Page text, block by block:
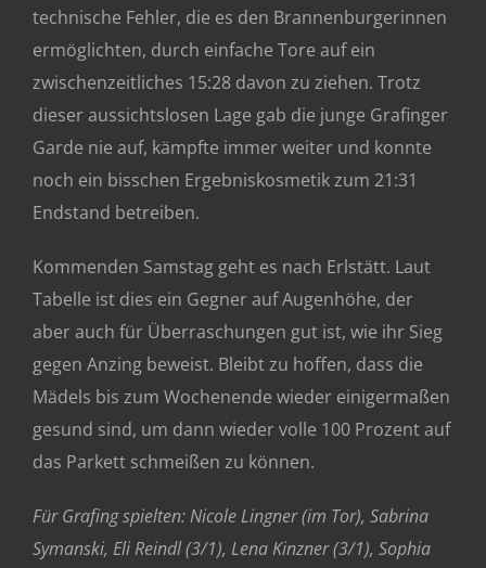
technische Fehler, die es den Brannenburgerinnen
ermöglichten, durch einfache Tore auf ein
zwischenzeitliches 15:28 davon zu ziehen. Trotz
dieser aussichtslosen Lage gab die junge Grafinger
Garde nie auf, kämpfte immer weiter und konnte
noch ein bisschen Ergebniskosmetik zum 21:31
Endstand betreiben.
Kommenden Samstag geht es nach Erlstätt. Laut
Tabelle ist dies ein Gegner auf Augenhöhe, der
aber auch für Überraschungen gut ist, wie ihr Sieg
gegen Anzing beweist. Bleibt zu hoffen, dass die
Mädels bis zum Wochenende wieder einigermaßen
gesund sind, um dann wieder volle 100 Prozent auf
das Parkett schmeißen zu können.
Für Grafing spielten: Nicole Lingner (im Tor), Sabrina
Symanski, Eli Reindl (3/1), Lena Kinzner (3/1), Sophia